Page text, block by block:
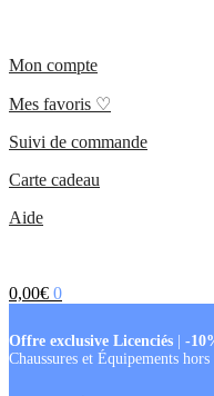
Mon compte
Mes favoris ♡
Suivi de commande
Carte cadeau
Aide
0,00€ 0
Offre exclusive Licenciés -
Chaussures et Équipements